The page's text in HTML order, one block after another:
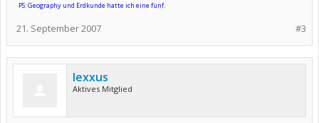
PS: Geography und Erdkunde hatte ich eine fünf.
#3
21. September 2007
lexxus
Aktives Mitglied